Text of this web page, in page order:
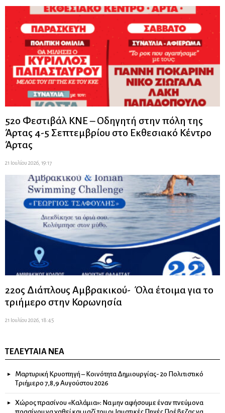
52ο Φεστιβάλ ΚΝΕ – Οδηγητή στην πόλη της
Άρτας 4-5 Σεπτεμβρίου στο Εκθεσιακό Κέντρο
Άρτας
21 Ιουλίου 2026, 19:17
22ος Διάπλους Αμβρακικού- Όλα έτοιμα για το
τριήμερο στην Κορωνησία
21 Ιουλίου 2026, 18:45
ΤΕΛΕΥΤΑΊΑ ΝΈΑ
Μαρτυρική Κρυοπηγή – Κοινότητα Δημιουργίας- 2ο Πολιτιστικό
Τριήμερο 7,8,9 Αυγούστου 2026
Χώρος πρασίνου «Καλάμια»: Να μην αφήσουμε έναν πνεύμονα